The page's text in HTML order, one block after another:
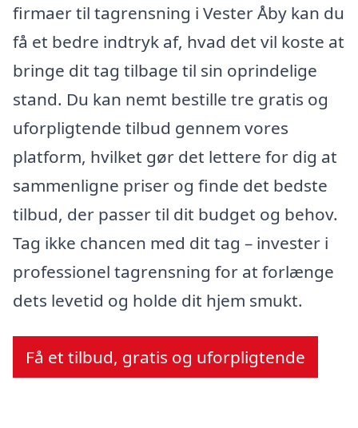
firmaer til tagrensning i Vester Åby kan du
få et bedre indtryk af, hvad det vil koste at
bringe dit tag tilbage til sin oprindelige
stand. Du kan nemt bestille tre gratis og
uforpligtende tilbud gennem vores
platform, hvilket gør det lettere for dig at
sammenligne priser og finde det bedste
tilbud, der passer til dit budget og behov.
Tag ikke chancen med dit tag – invester i
professionel tagrensning for at forlænge
dets levetid og holde dit hjem smukt.
Få et tilbud, gratis og uforpligtende